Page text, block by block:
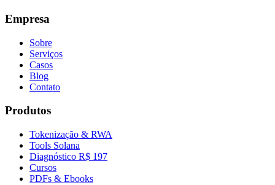
Empresa
Sobre
Serviços
Casos
Blog
Contato
Produtos
Tokenização & RWA
Tools Solana
Diagnóstico R$ 197
Cursos
PDFs & Ebooks